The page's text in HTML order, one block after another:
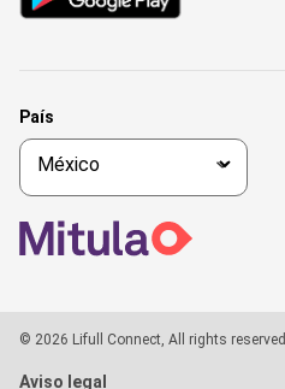
País
© 2026 Lifull Connect, All rights reserved
Aviso legal